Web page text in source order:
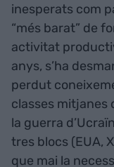
inesperats com
“més barat” de
activitat
anys, s’ha
perdut
classes mitjanes
la guerra
tres blocs (EUA,
que mai la